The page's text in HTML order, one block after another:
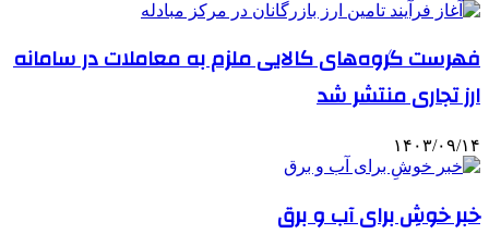
فهرست گروه‌های کالایی ملزم به معاملات در سامانه
ارز تجاری منتشر شد
۱۴۰۳/۰۹/۱۴
خبر خوشِ برای آب و برق